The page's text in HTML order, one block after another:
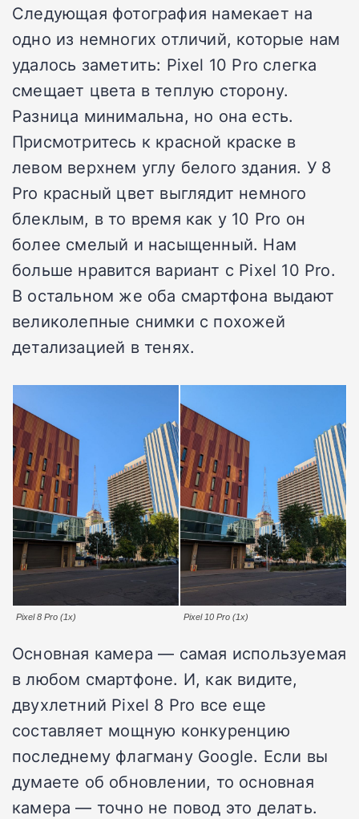
Следующая фотография намекает на
одно из немногих отличий, которые нам
удалось заметить: Pixel 10 Pro слегка
смещает цвета в теплую сторону.
Разница минимальна, но она есть.
Присмотритесь к красной краске в
левом верхнем углу белого здания. У 8
Pro красный цвет выглядит немного
блеклым, в то время как у 10 Pro он
более смелый и насыщенный. Нам
больше нравится вариант с Pixel 10 Pro.
В остальном же оба смартфона выдают
великолепные снимки с похожей
детализацией в тенях.
Pixel 8 Pro (1x) Pixel 10 Pro (1x)
Основная камера — самая используемая
в любом смартфоне. И, как видите,
двухлетний Pixel 8 Pro все еще
составляет мощную конкуренцию
последнему флагману Google. Если вы
думаете об обновлении, то основная
камера — точно не повод это делать.